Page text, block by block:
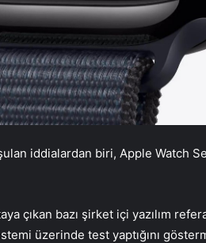
iddialardan biri, Apple Watch
çıkan bazı şirket içi yazılım
üzerinde test yaptığını